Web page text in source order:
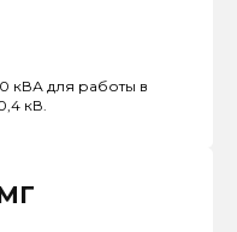
кВА для работы в
кВ.